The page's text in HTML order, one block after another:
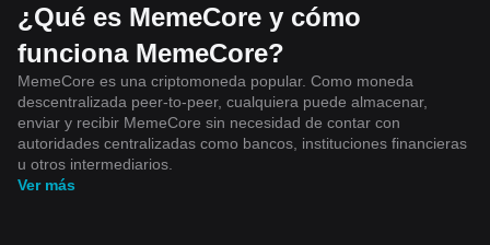
¿Qué es MemeCore y cómo
funciona MemeCore?
MemeCore es una criptomoneda popular. Como moneda
descentralizada peer-to-peer, cualquiera puede almacenar,
enviar y recibir MemeCore sin necesidad de contar con
autoridades centralizadas como bancos, instituciones financieras
u otros intermediarios.
Ver más